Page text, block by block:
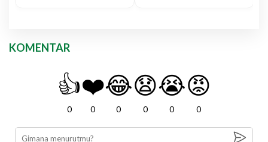
KOMENTAR
👍
0
❤️
0
😂
0
😧
0
😭
0
😡
0